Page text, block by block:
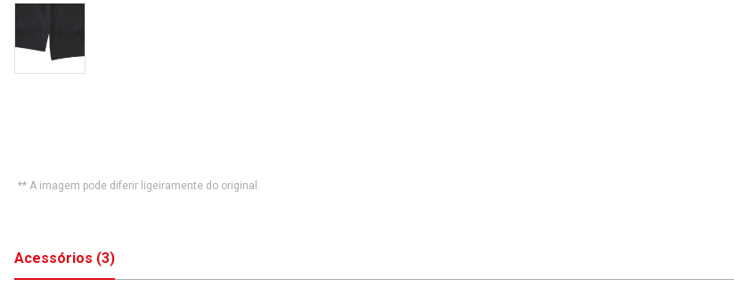
** A imagem pode diferir ligeiramente do original.
Acessórios (3)